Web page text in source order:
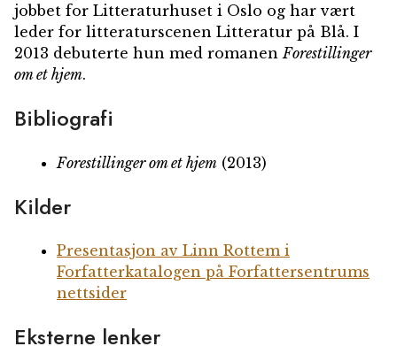
jobbet for Litteraturhuset i Oslo og har vært
leder for litteraturscenen Litteratur på Blå. I
2013 debuterte hun med romanen Forestillinger
om et hjem.
Bibliografi
Forestillinger om et hjem (2013)
Kilder
Presentasjon av Linn Rottem i
Forfatterkatalogen på Forfattersentrums
nettsider
Eksterne lenker